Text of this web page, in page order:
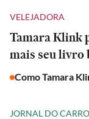
VELEJADORA
Tamara Klink
mais seu livro
Como Tamara
JORNAL DO CARRO